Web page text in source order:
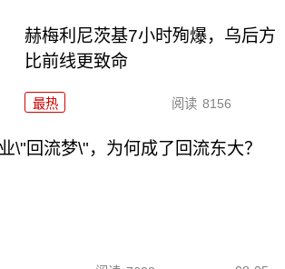
赫梅利尼茨基7小时殉爆，乌后方
比前线更致命
最热 阅读 8156
\"回流梦\"，为何成了回流东大？